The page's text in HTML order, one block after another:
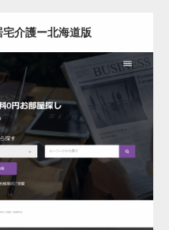
介護ー北海道版
型居宅介護